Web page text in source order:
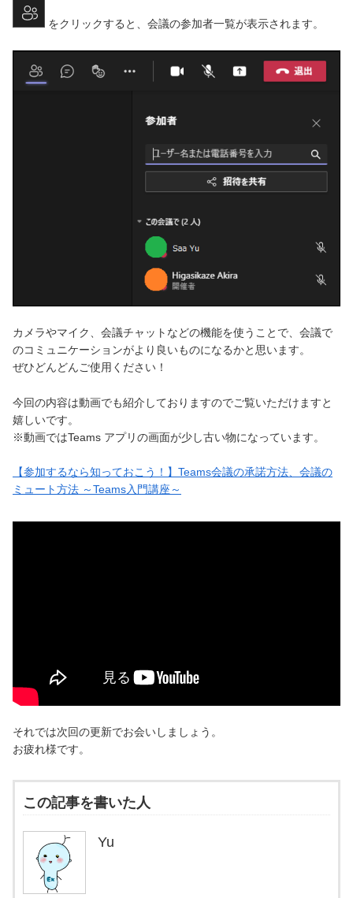
をクリックすると、会議の参加者一覧が表示されます。
カメラやマイク、会議チャットなどの機能を使うことで、会議で
のコミュニケーションがより良いものになるかと思います。
ぜひどんどんご使用ください！
今回の内容は動画でも紹介しておりますのでご覧いただけますと
嬉しいです。
※動画ではTeams アプリの画面が少し古い物になっています。
【参加するなら知っておこう！】Teams会議の承諾方法、会議の
ミュート方法 ～Teams入門講座～
それでは次回の更新でお会いしましょう。
お疲れ様です。
この記事を書いた人
Yu